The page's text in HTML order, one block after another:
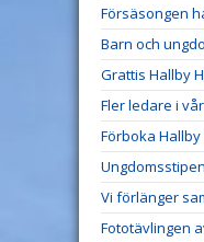
Försäsongen
Barn och
Grattis Hallby
Fler ledare i
Förboka
Vi förlänger
Fototävlingen